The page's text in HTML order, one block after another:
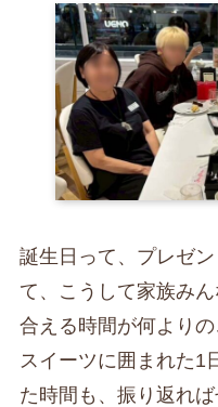
誕生日って、プレゼ
て、こうして家族み
合える時間が何より
スイーツに囲まれた1
た時間も、振り返れ